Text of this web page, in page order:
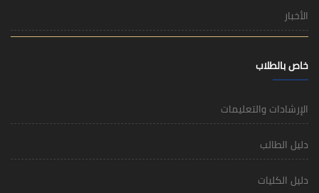
الأخبار
خاص بالطلاب
الإرشادات والتعليمات
دليل الطالب
دليل الكليات